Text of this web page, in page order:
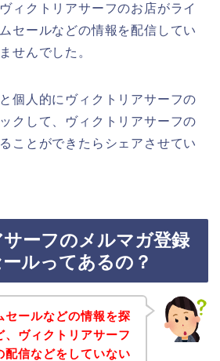
ィクトリアサーフのお店がライ
セールなどの情報を配信してい
せんでした。
個人的にヴィクトリアサーフの
クして、ヴィクトリアサーフの
ことができたらシェアさせてい
ーフのメルマガ登録
ルってあるの？
セールなどの情報を探
、ヴィクトリアサーフ
配信などをしていない